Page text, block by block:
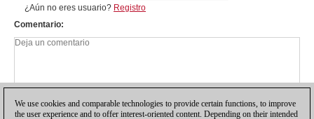
¿Aún no eres usuario? Registro
Comentario
We use cookies and comparable technologies to provide certain functions, to improve
the user experience and to offer interest-oriented content. Depending on their intended